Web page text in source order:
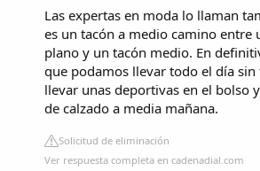
Las expertas en moda lo llaman
es un tacón a medio camino entre
plano y un tacón medio. En
que podamos llevar todo el día sin
llevar unas deportivas en el bolso
de calzado a media mañana.
Solicitud de eliminación
Ver respuesta completa en cadenadial.com